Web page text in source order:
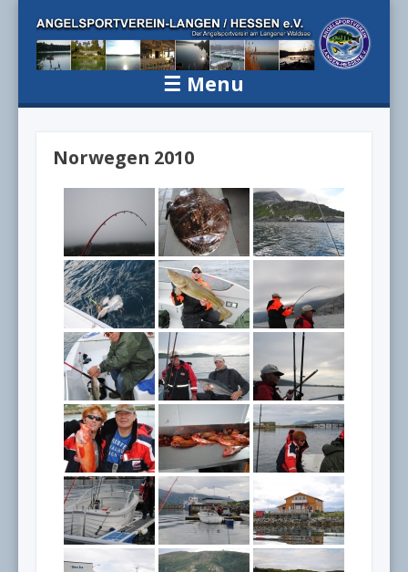
Langen /
e.V.
Der Angelsportverein am Langener Waldsee
☰ Menu
Skip to content
Norwegen 2010